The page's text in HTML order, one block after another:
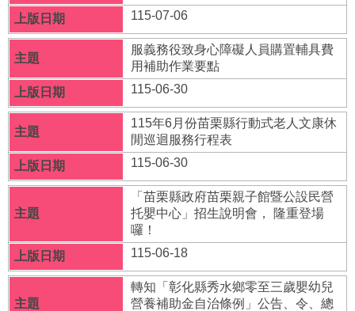
覽
網
站
連
結
性
別
平
等
區
身
心
障
礙
115-07-06
服義務役致身心障礙人員購置輔具費
用補助作業要點
115-06-30
115年6月份苗栗縣行動式老人文康休
閒巡迴服務行程表
115-06-30
「苗栗縣政府苗栗親子館暨公設民營
托嬰中心」招生說明會， 隆重登場
囉！
115-06-18
轉知「彰化縣秀水鄉零至三歲嬰幼兒
營養補助金自治條例」公告、令、總